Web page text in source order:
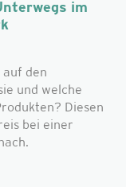
im
auf den
und welche
Diesen
bei einer